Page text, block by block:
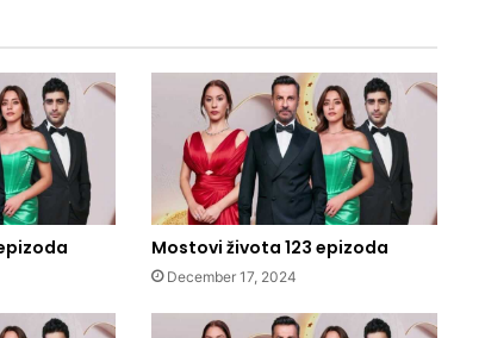
Mostovi života 123 epizoda
December 17, 2024